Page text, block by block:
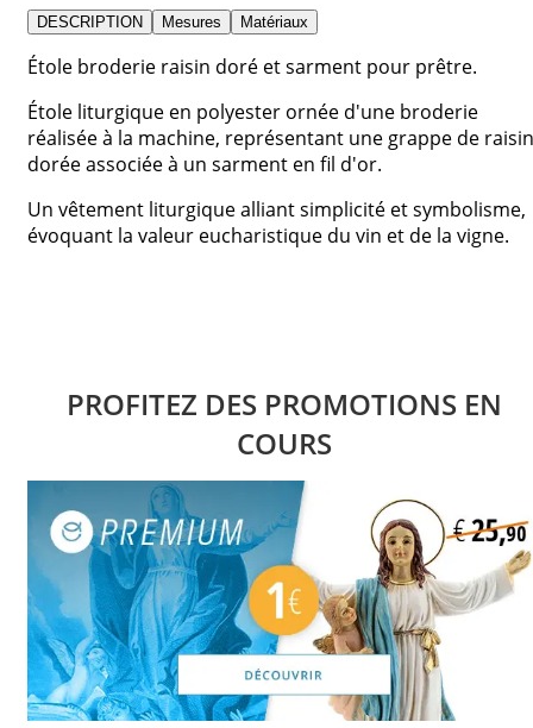
DESCRIPTION Mesures Matériaux
Étole broderie raisin doré et sarment pour prêtre.
Étole liturgique en polyester ornée d'une broderie
réalisée à la machine, représentant une grappe de raisin
dorée associée à un sarment en fil d'or.
Un vêtement liturgique alliant simplicité et symbolisme,
évoquant la valeur eucharistique du vin et de la vigne.
PROFITEZ DES PROMOTIONS EN
COURS